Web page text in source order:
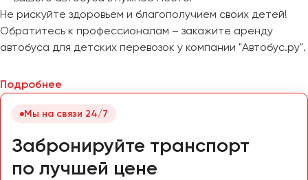
Не рискуйте здоровьем и благополучием своих детей!
Обратитесь к профессионалам – закажите аренду
автобуса для детских перевозок у компании "Автобус.ру".
Подробнее
Мы на связи 24/7
Забронируйте транспорт
по лучшей цене